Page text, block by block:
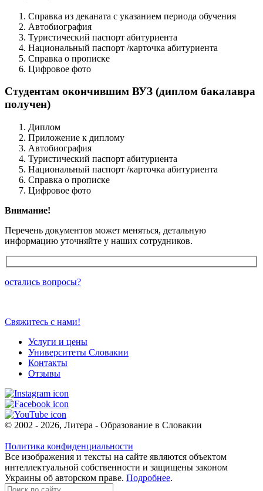
Справка из деканата с указанием периода обучения
Автобиография
Туристический паспорт абитуриента
Национальный паспорт /карточка абитуриента
Справка о прописке
Цифровое фото
Студентам окончившим ВУЗ (диплом бакалавра
получен)
Диплом
Приложение к диплому
Автобиография
Туристический паспорт абитуриента
Национальный паспорт /карточка абитуриента
Справка о прописке
Цифровое фото
Внимание!
Перечень документов может меняться, детальную
информацию уточняйте у наших сотрудников.
остались вопросы?
Свяжитесь с нами!
Услуги и цены
Университеты Словакии
Контакты
Отзывы
© 2002 - 2026, Литера - Образование в Словакии
Политика конфиденциальности
Все изображения и тексты на сайте являются объектом
интеллектуальной собственности и защищены законом
Украины об авторском праве. Подробнее.